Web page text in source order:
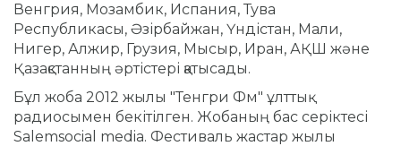
Венгрия, Мозамбик, Испания, Тува
Республикасы, Әзірбайжан, Үндістан, Мали,
Нигер, Алжир, Грузия, Мысыр, Иран, АҚШ және
Қазақстанның әртістері қатысады.
Бұл жоба 2012 жылы "Тенгри Фм" ұлттық
радиосымен бекітілген. Жобаның бас серіктесі
Salemsocial media. Фестиваль жастар жылы